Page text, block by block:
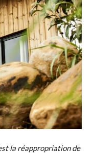
la réappropriation de